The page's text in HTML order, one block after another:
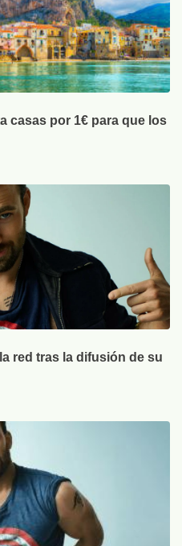
casas por 1€ para que los
red tras la difusión de su